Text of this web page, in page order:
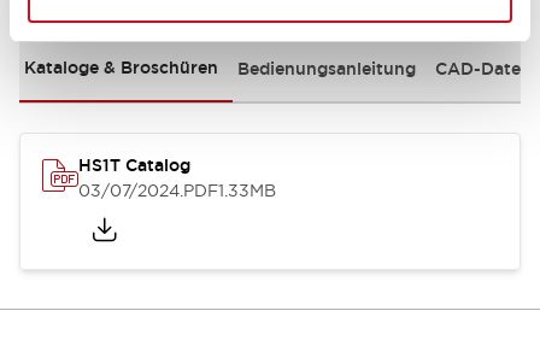
Kataloge & Broschüren Bedienungsanleitung CAD-
HS1T Catalog
03/07/2024.PDF1.33MB